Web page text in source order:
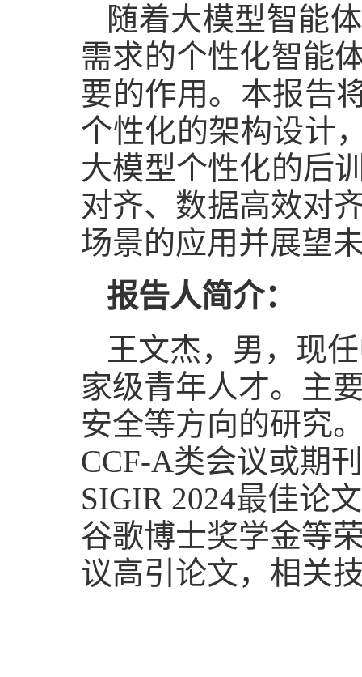
随着大模型智能
需求的个性化智能
要的作用。本报告
个性化的架构设计
大模型个性化的后
对齐、数据高效对
场景的应用并展望
报告人简介：
王文杰，男，现
家级青年人才。主
安全等方向的研究
CCF-A类会议或期
SIGIR 2024最佳论
谷歌博士奖学金等
议高引论文，相关